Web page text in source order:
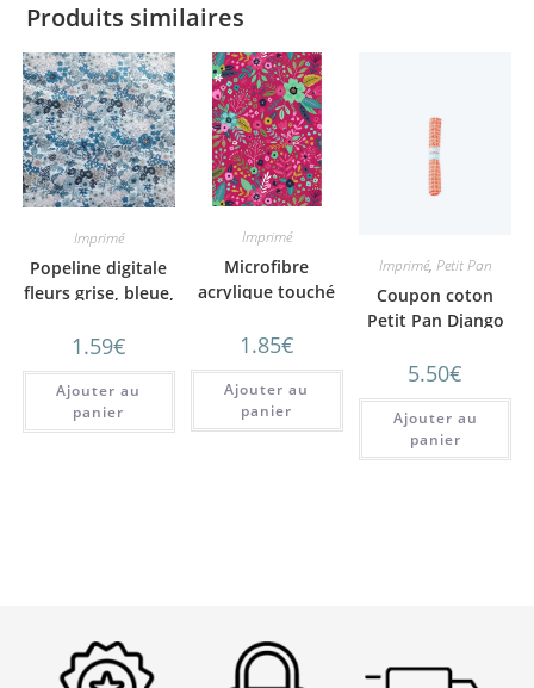
Produits similaires
Imprimé
Popeline digitale
fleurs grise, bleue,
1.59€
Ajouter au
panier
Imprimé
Microfibre
acrylique touché
fond sorbet
1.85€
Ajouter au
panier
Imprimé, Petit Pan
Coupon coton
Petit Pan Django
5.50€
Ajouter au
panier